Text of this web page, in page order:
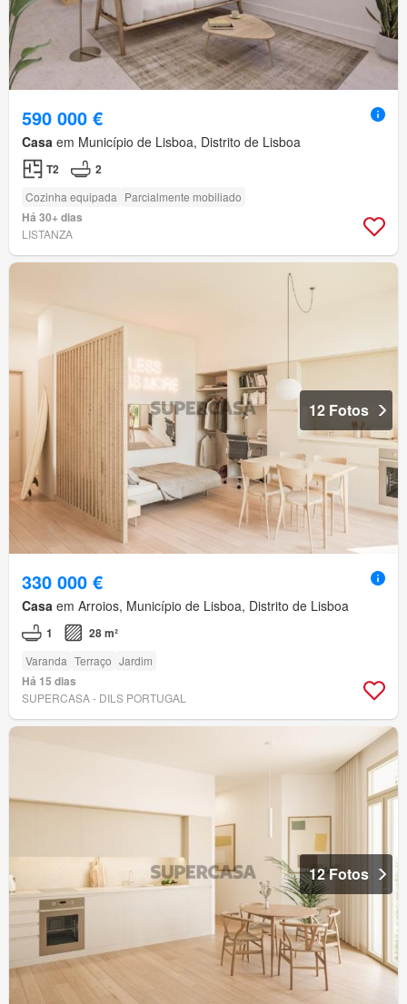
590 000 €
Casa em Município de Lisboa, Distrito de Lisboa
T2 2
Cozinha equipada Parcialmente mobiliado
Há 30+ dias
LISTANZA
12 Fotos
330 000 €
Casa em Arroios, Município de Lisboa, Distrito de Lisboa
1 28 m²
Varanda Terraço Jardim
Há 15 dias
SUPERCASA - DILS PORTUGAL
12 Fotos